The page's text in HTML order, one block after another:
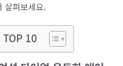
살펴보세요.
TOP 10